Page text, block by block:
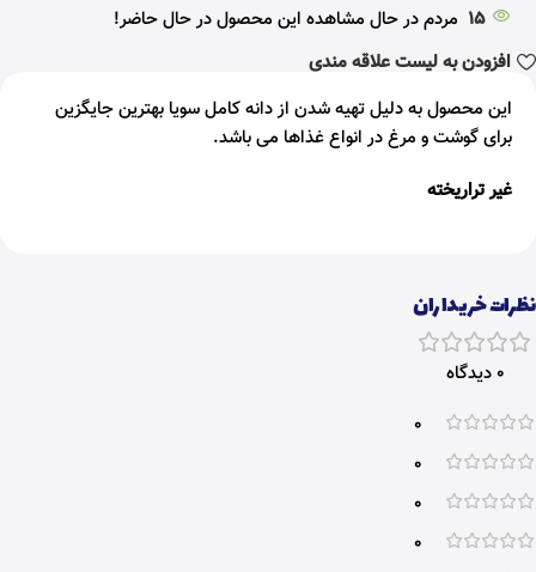
این محصول به دلیل تهیه شدن از دانه کامل سویا بهترین جایگزین
برای گوشت و مرغ در انواع غذاها می باشد.
غیر تراریخته
15 مردم در حال مشاهده این محصول در حال حاضر!
افزودن به لیست علاقه مندی
نظرات خریداران
0 دیدگاه
0
0
0
0